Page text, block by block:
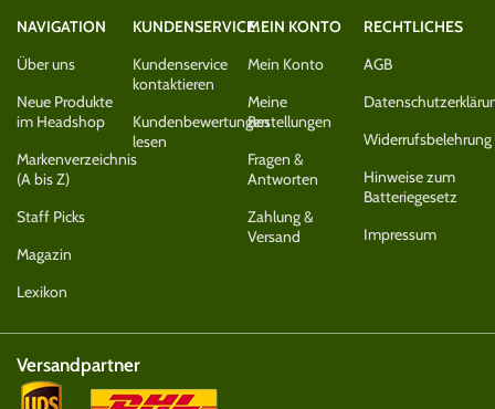
NAVIGATION
Über uns
Neue Produkte
im Headshop
Markenverzeichnis
(A bis Z)
Staff Picks
Magazin
Lexikon
KUNDENSERVICE
Kundenservice
kontaktieren
Kundenbewertungen
lesen
MEIN KONTO
Mein Konto
Meine
Bestellungen
Fragen &
Antworten
Zahlung &
Versand
RECHTLICHES
AGB
Widerrufsbelehrung
Hinweise zum
Batteriegesetz
Impressum
Versandpartner